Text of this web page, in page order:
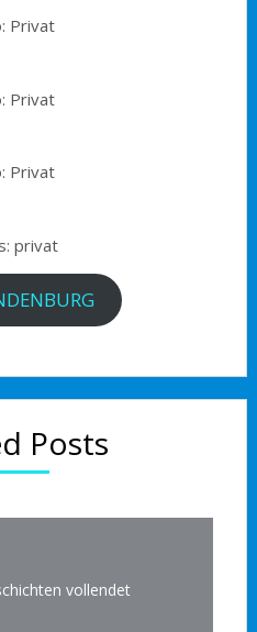
Privat
Privat
Privat
privat
Posts
vollendet